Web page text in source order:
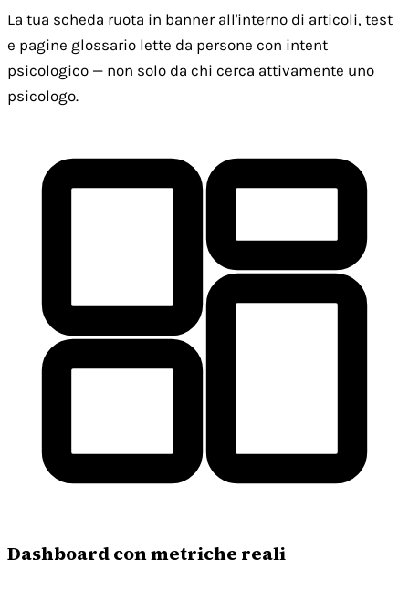
La tua scheda ruota in banner all'interno di articoli, test
e pagine glossario lette da persone con intent
psicologico — non solo da chi cerca attivamente uno
psicologo.
Dashboard con metriche reali